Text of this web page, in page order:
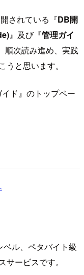
されている『DB開
』及び『管理ガイ
順次読み進め、実践
と思います。
ド』のトップペー
ル、ペタバイト級
ービスです。